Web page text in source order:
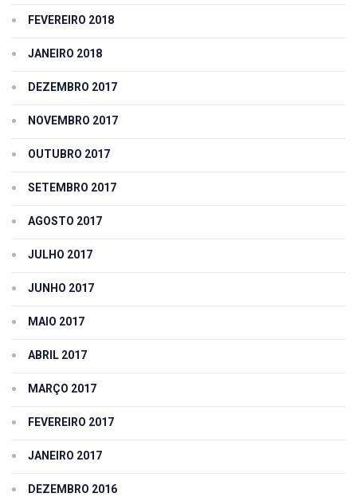
FEVEREIRO 2018
JANEIRO 2018
DEZEMBRO 2017
NOVEMBRO 2017
OUTUBRO 2017
SETEMBRO 2017
AGOSTO 2017
JULHO 2017
JUNHO 2017
MAIO 2017
ABRIL 2017
MARÇO 2017
FEVEREIRO 2017
JANEIRO 2017
DEZEMBRO 2016